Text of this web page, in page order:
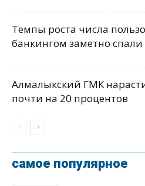
Темпы роста числа
банкингом заметно спали
Алмалыкский ГМК
почти на 20 процентов
самое популярное